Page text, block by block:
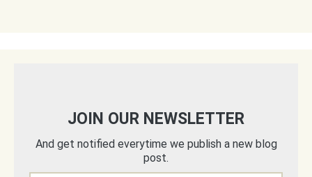
JOIN OUR NEWSLETTER
And get notified everytime we publish a new blog
post.